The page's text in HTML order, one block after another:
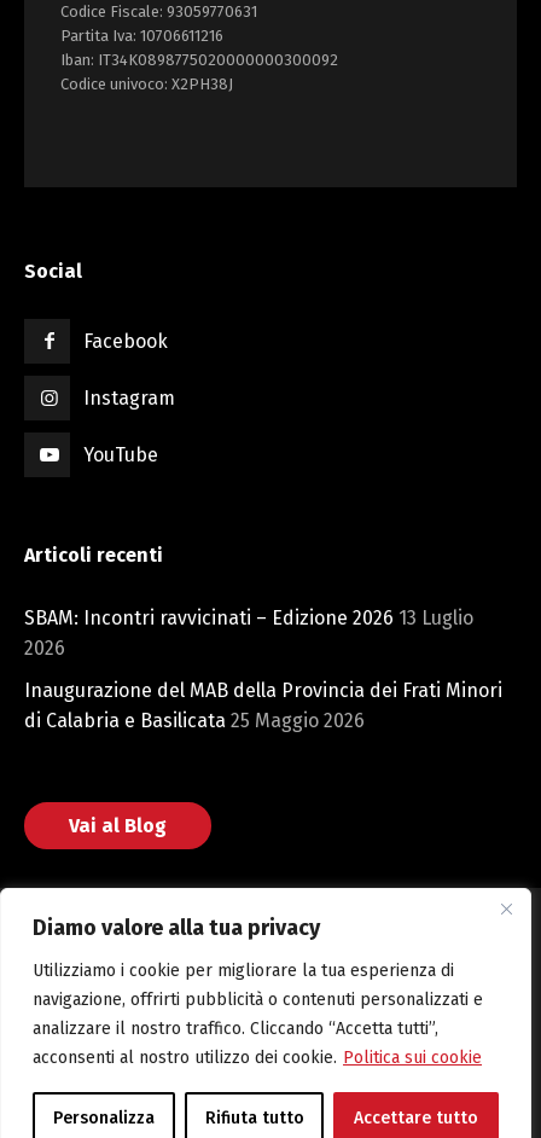
Diamo valore alla tua privacy
Utilizziamo i cookie per migliorare la tua esperienza di
navigazione, offrirti pubblicità o contenuti personalizzati e
analizzare il nostro traffico. Cliccando “Accetta tutti”,
acconsenti al nostro utilizzo dei cookie. Politica sui cookie
Personalizza Rifiuta tutto Accettare tutto
Codice Fiscale: 93059770631
Partita Iva: 10706611216
Iban: IT34K0898775020000000300092
Codice univoco: X2PH38J
Social
Facebook
Instagram
YouTube
Articoli recenti
SBAM: Incontri ravvicinati – Edizione 2026 13 Luglio
2026
Inaugurazione del MAB della Provincia dei Frati Minori
di Calabria e Basilicata 25 Maggio 2026
Vai al Blog
Fondazione San Bonaventura © 2025 Web powered by CMH
Amministrazione Trasparente Cookie Policy Privacy Policy